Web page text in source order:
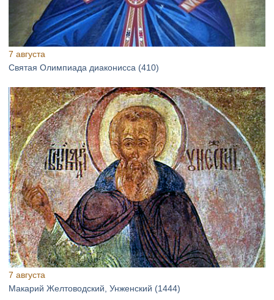
7 августа
Святая Олимпиада диаконисса (410)
7 августа
Макарий Желтоводский, Унженский (1444)